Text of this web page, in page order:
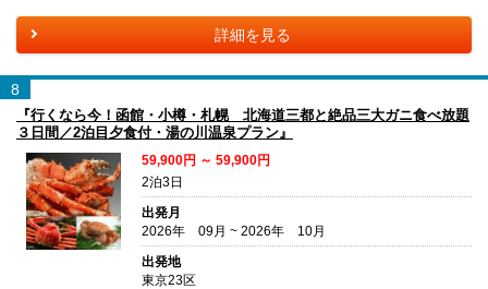
詳細を見る
8
『行くなら今！函館・小樽・札幌 北海道三都と絶品三大ガニ食べ放題
３日間／2泊目夕食付・湯の川温泉プラン』
59,900円 ～ 59,900円
2泊3日
出発月
2026年 09月 ~ 2026年 10月
出発地
東京23区